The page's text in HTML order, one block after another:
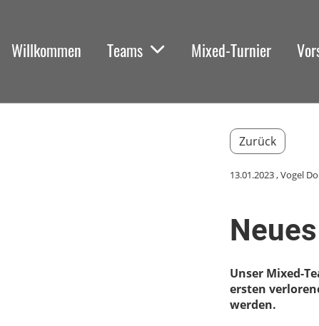
Willkommen Teams Mixed-Turnier
Zurück
13.01.2023, Vogel
Unser Mixed-
ersten
werden.